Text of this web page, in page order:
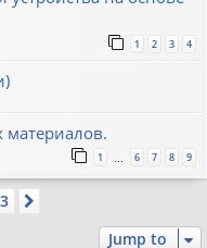
1 2 3 4
материалов.
1 … 6 7 8 9
3
Jump to